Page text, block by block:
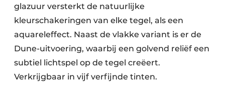
glazuur versterkt de natuurlijke
kleurschakeringen van elke tegel, als een
aquareleffect. Naast de vlakke variant is er de
Dune-uitvoering, waarbij een golvend reliëf een
subtiel lichtspel op de tegel creëert.
Verkrijgbaar in vijf verfijnde tinten.